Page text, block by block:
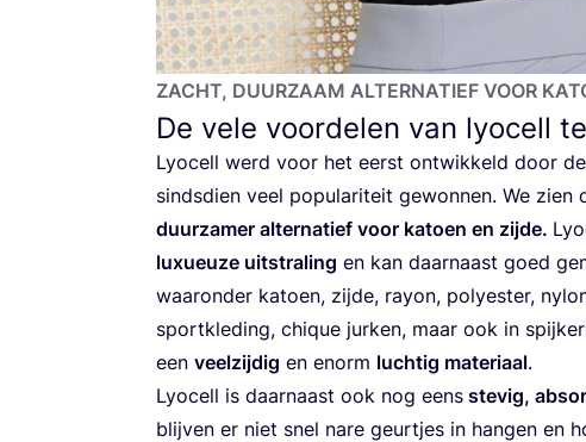
ZACHT, DUUR­ZAAM ALTER­NA­TIEF VOOR
De vele voordelen van lyocell
Lyo­cell werd voor het eerst ont­wik­keld door
sinds­dien veel popu­la­ri­teit gewon­nen. We
duur­za­mer alter­na­tief voor katoen en zij­de.
luxu­eu­ze uit­stra­ling en kan daar­naast goed
waar­on­der katoen, zij­de, ray­on, poly­es­ter,
sport­kle­ding, chi­que jur­ken, maar ook in
een veel­zij­dig en enorm luch­tig mate­ri­aal.
Lyo­cell is daar­naast ook nog eens ste­vig,
blij­ven er niet snel nare geur­tjes in han­gen en